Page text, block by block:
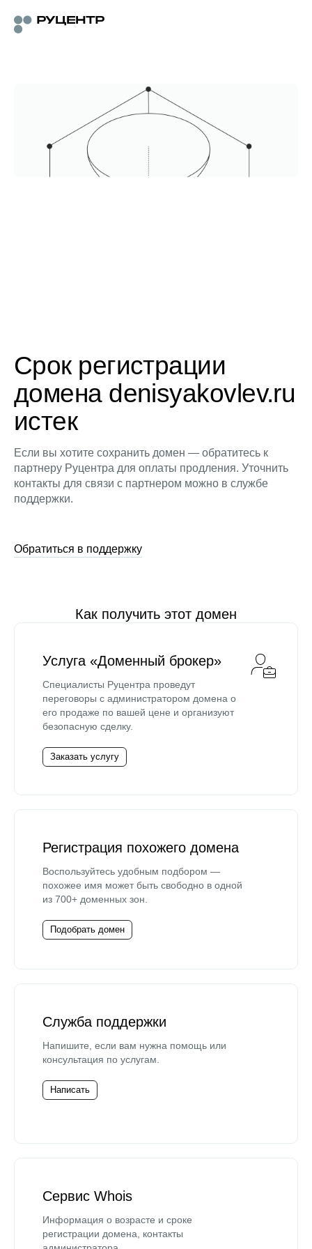
Срок регистрации
домена denisyakovlev.ru
истек
Если вы хотите сохранить домен — обратитесь к
партнеру Руцентра для оплаты продления. Уточнить
контакты для связи с партнером можно в службе
поддержки.
Обратиться в поддержку
Как получить этот домен
Услуга «Доменный брокер»
Специалисты Руцентра проведут
переговоры с администратором домена о
его продаже по вашей цене и организуют
безопасную сделку.
Заказать услугу
Регистрация похожего домена
Воспользуйтесь удобным подбором —
похожее имя может быть свободно в одной
из 700+ доменных зон.
Подобрать домен
Служба поддержки
Напишите, если вам нужна помощь или
консультация по услугам.
Написать
Сервис Whois
Информация о возрасте и сроке
регистрации домена, контакты